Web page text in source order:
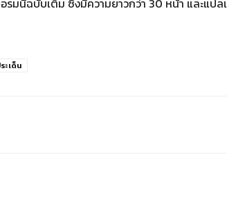
มนีฉบับเต็ม ซึ่งมีความยาวกว่า 30 หน้า และแปล
ะเด็น